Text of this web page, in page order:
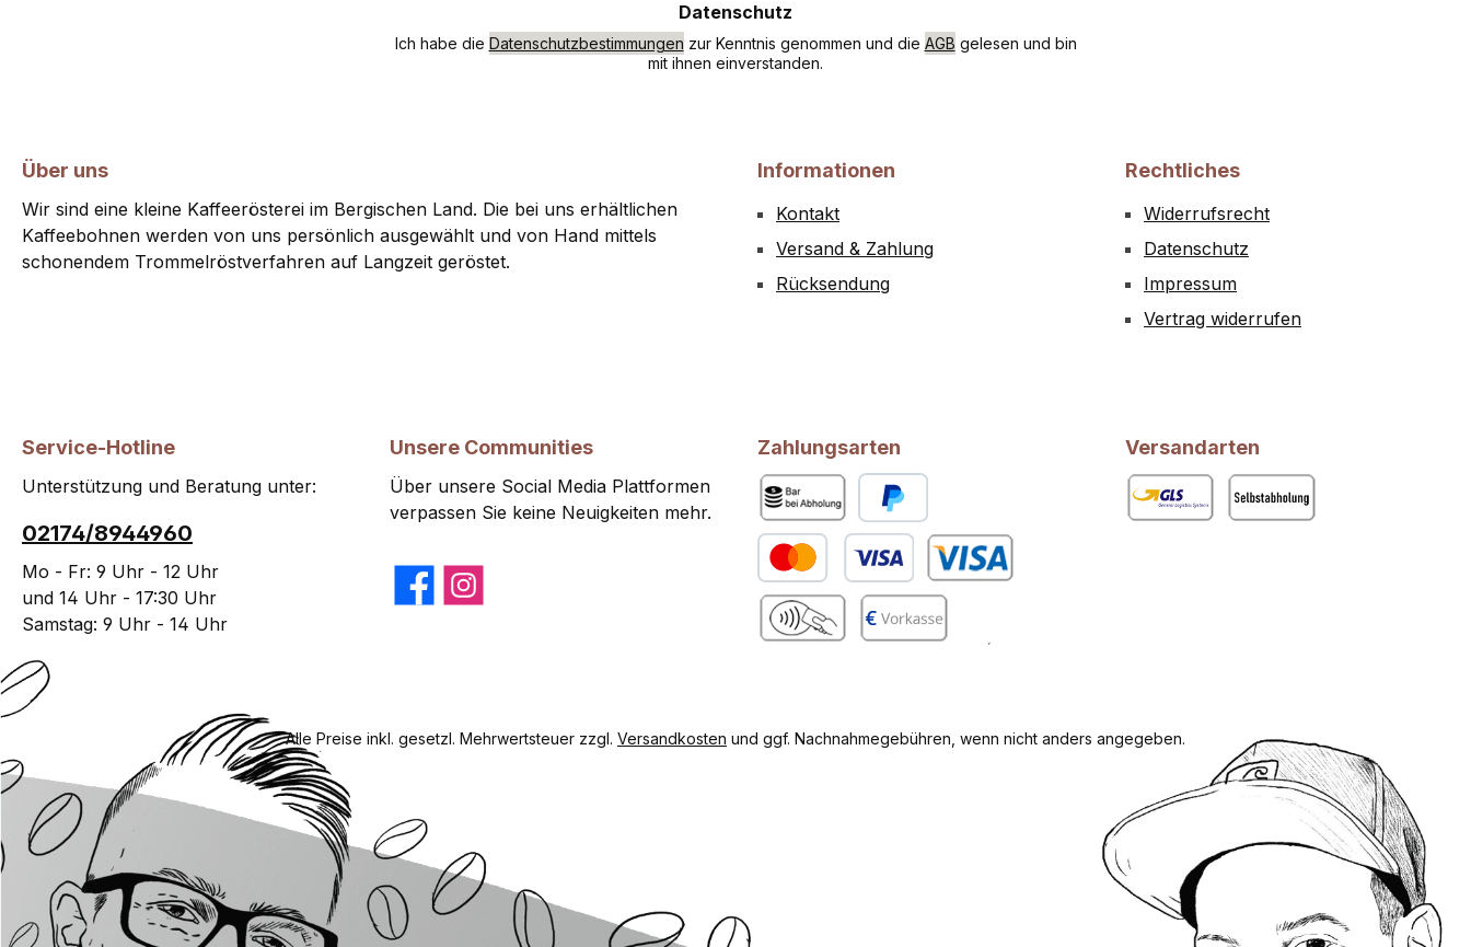
Datenschutz
Ich habe die Datenschutzbestimmungen zur Kenntnis genommen und die AGB gelesen und bin
mit ihnen einverstanden.
Über uns
Wir sind eine kleine Kaffeerösterei im Bergischen Land. Die bei uns erhältlichen
Kaffeebohnen werden von uns persönlich ausgewählt und von Hand mittels
schonendem Trommelröstverfahren auf Langzeit geröstet.
Informationen
Kontakt
Versand & Zahlung
Rücksendung
Rechtliches
Widerrufsrecht
Datenschutz
Impressum
Vertrag widerrufen
Service-Hotline
Unterstützung und Beratung unter:
02174/8944960
Mo - Fr: 9 Uhr - 12 Uhr
und 14 Uhr - 17:30 Uhr
Samstag: 9 Uhr - 14 Uhr
Unsere Communities
Über unsere Social Media Plattformen
verpassen Sie keine Neuigkeiten mehr.
FacebookInstagram
Zahlungsarten
Bar bei Abholung
PayPal
Kredit- oder DebitkarteBenutzerdefiniertes Bild 1
Versandarten
Alle Preise inkl. gesetzl. Mehrwertsteuer zzgl. Versandkosten und ggf. Nachnahmegebühren, wenn nicht anders angegeben.